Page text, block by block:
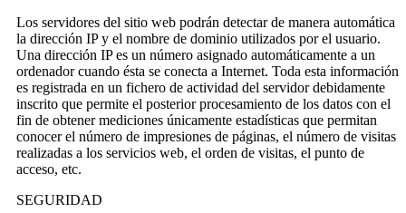
Los servidores del sitio web podrán detectar de manera automática
la dirección IP y el nombre de dominio utilizados por el usuario.
Una dirección IP es un número asignado automáticamente a un
ordenador cuando ésta se conecta a Internet. Toda esta información
es registrada en un fichero de actividad del servidor debidamente
inscrito que permite el posterior procesamiento de los datos con el
fin de obtener mediciones únicamente estadísticas que permitan
conocer el número de impresiones de páginas, el número de visitas
realizadas a los servicios web, el orden de visitas, el punto de
acceso, etc.
SEGURIDAD